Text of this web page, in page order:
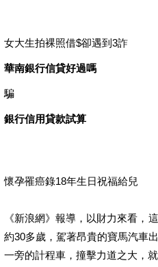
女大生拍裸照借$卻遇到3詐
華南銀行信貸好過嗎
騙
銀行信用貸款試算
懷孕罹癌錄18年生日祝福給兒
《新浪網》報導，以財力來看，
約30多歲，駕著昂貴的寶馬汽車
一旁的計程車，撞擊力道之大，